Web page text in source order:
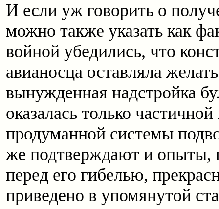
И если уж говорить о
можно также указать как
войной убедились, что
авианосца оставляла
вынужденная надстройка
оказалась только
продуманной системы
же подтверждают и опыты,
перед его гибелью,
приведено в упомянутой